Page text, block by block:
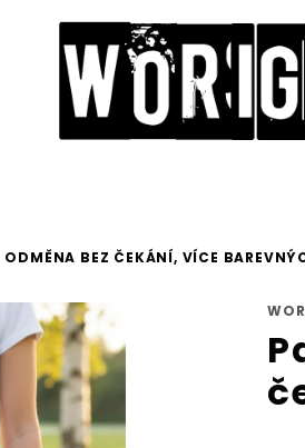
BEZ ČEKÁNÍ, VÍCE